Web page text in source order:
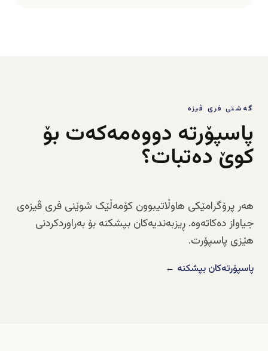
گەشتی فری ڤیزە
پاسپۆرتە دووەمەکەت بۆ
کوێ دەتبات؟
هەر پرۆگرامێکی هاوڵاتیبوون کۆمەڵێک شوێنی فری ڤیزەی
جیاواز دەکاتەوە. ڕیزبەندیەکان بپشکنە بۆ بەراوردکردنی
هێزی پاسپۆرت.
پاسپۆرتەکان بپشکنە ←